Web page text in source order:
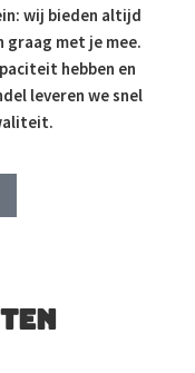
wij bieden altijd
graag met je mee.
hebben en
leveren we snel